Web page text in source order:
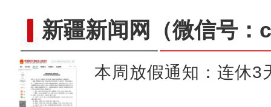
新疆新闻网 （微信号
本周放假通知：连休3